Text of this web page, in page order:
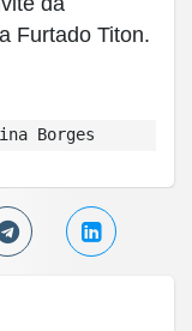
Furtado Titon.
Borges